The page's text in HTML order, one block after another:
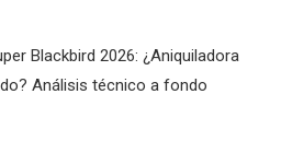
Blackbird 2026: ¿Aniquiladora
Análisis técnico a fondo